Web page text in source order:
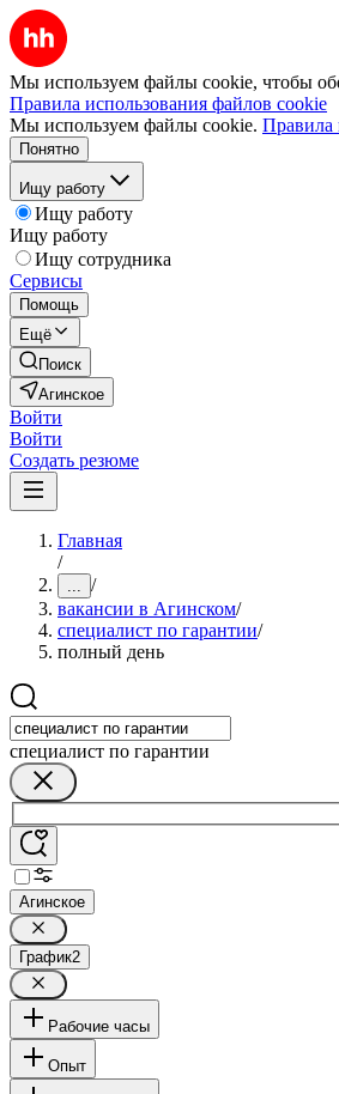
Мы используем файлы cookie, чтобы
Правила использования файлов cookie
Мы используем файлы cookie. Правила
Понятно
Ищу работу
Ищу работу
Ищу работу
Ищу сотрудника
Сервисы
Помощь
Ещё
Поиск
Агинское
Войти
Войти
Создать резюме
Главная
/
... /
вакансии в Агинском/
специалист по гарантии/
полный день
специалист по гарантии
Агинское
График2
Рабочие часы
Опыт